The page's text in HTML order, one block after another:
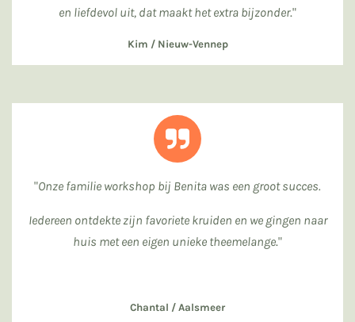
en liefdevol uit, dat maakt het extra bijzonder."
Kim / Nieuw-Vennep
"Onze familie workshop bij Benita was een groot succes.
Iedereen ontdekte zijn favoriete kruiden en we gingen naar
huis met een eigen unieke theemelange."
Chantal / Aalsmeer